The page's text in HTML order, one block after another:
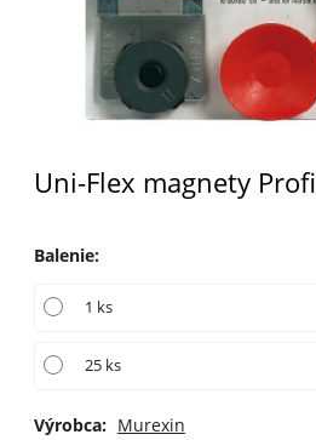
Uni-Flex magnety Profi
Balenie:
1 ks
25 ks
Výrobca: Murexin